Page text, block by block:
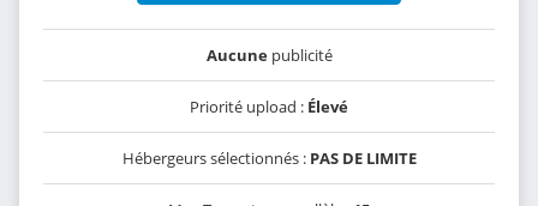
Aucunepublicité
Priorité upload : Élevé
Hébergeurs sélectionnés : PAS DE LIMITE